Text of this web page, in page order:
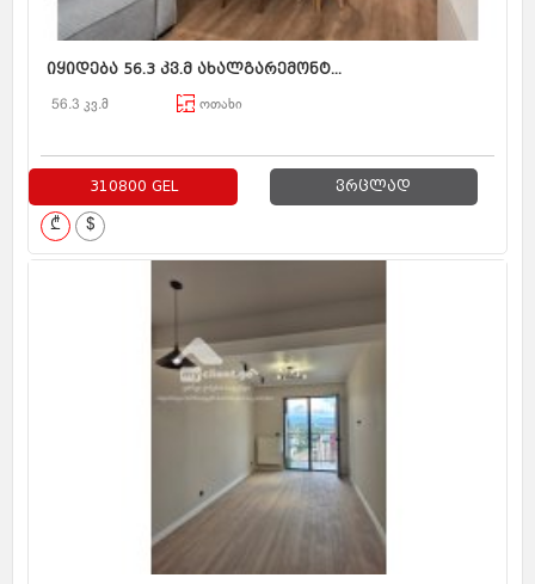
იყიდება 56.3 კვ.მ ახალგარემონტ...
56.3 კვ.მ ოთახი
310800 GEL ვრცლად
₾ $